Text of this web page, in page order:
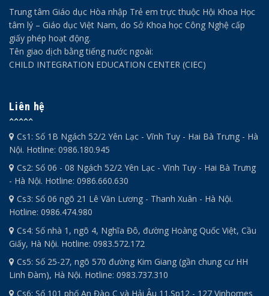
Trung tâm Giáo dục Hòa nhập Trẻ em trực thuộc Hội Khoa Học
tâm lý – Giáo dục Việt Nam, do Sở Khoa học Công Nghệ cấp
giấy phép hoạt động.
Tên giao dịch bằng tiếng nước ngoài:
CHILD INTEGRATION EDUCATION CENTER (CIEC)
Liên hệ
Cs1: Số 1B Ngách 52/2 Yên Lạc - Vĩnh Tuy - Hai Bà Trưng - Hà
Nội. Hotline: 0986.180.945
Cs2: Số 06 - 08 Ngách 52/2 Yên Lạc - Vĩnh Tuy - Hai Bà Trưng
- Hà Nội. Hotline: 0986.660.630
Cs3: Số 06 ngõ 21 Lê Văn Lương - Thanh Xuân - Hà Nội.
Hotline: 0986.474.980
Cs4: Số nhà 1, ngõ 4, Nghĩa Đô, đường Hoàng Quốc Việt, Cầu
Giấy, Hà Nội. Hotline: 0983.572.172
Cs5: Số 25-27, ngõ 570 đường Kim Giang (gần chung cư HH
Linh Đàm), Hà Nội. Hotline: 0983.737.310
Cs6: Số 101 phố An Đào C và Hải Âu 11.Sp12 - 127 Vinhomes